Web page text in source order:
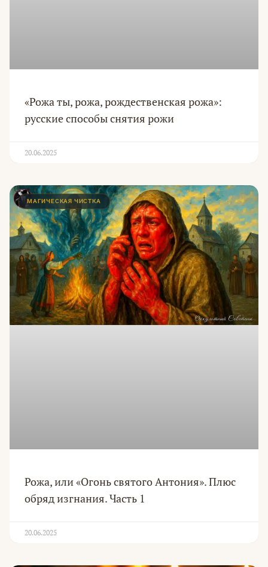
«Рожа ты, рожа, рождественская рожа»:
русские способы снятия рожи
20.06.2025
МАГИЧЕСКАЯ ЧИСТКА
Рожа, или «Огонь святого Антония». Плюс
обряд изгнания. Часть 1
20.06.2025